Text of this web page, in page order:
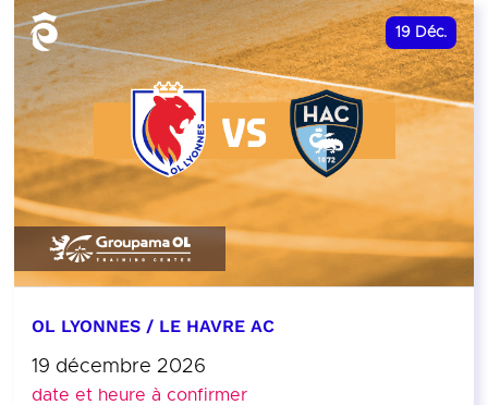
19 Déc.
OL LYONNES / LE HAVRE AC
19 décembre 2026
date et heure à confirmer